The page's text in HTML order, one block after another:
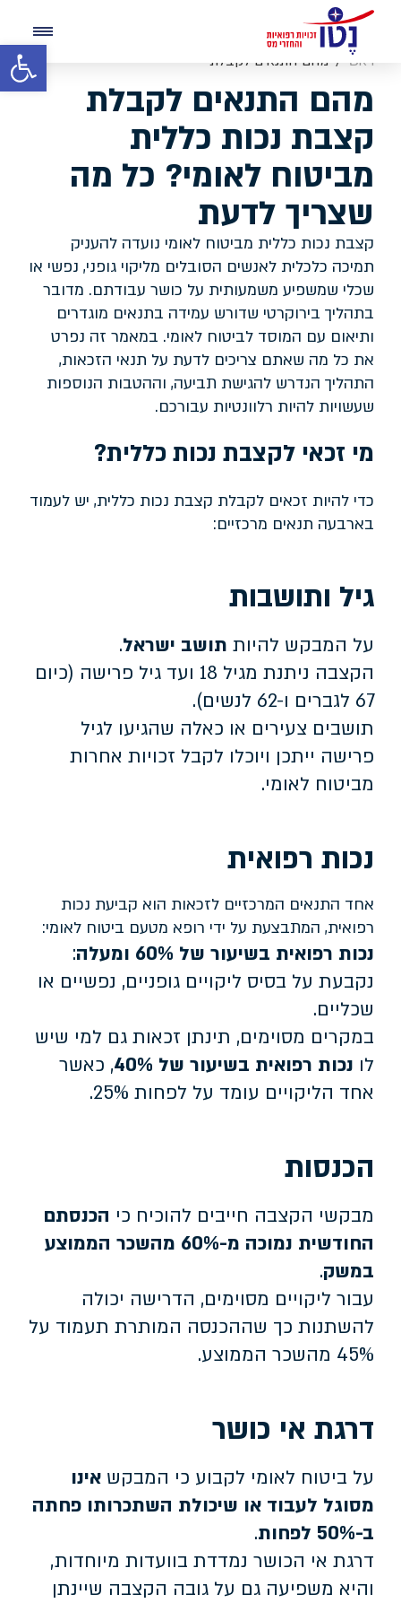
פתח ראשי
מהם התנאים לקבלת
מביטוח לאומי? כל מה
שצריך לדעת
מהם התנאים לקבלת
קצבת נכות כללית
מביטוח לאומי? כל מה
שצריך לדעת
קצבת נכות כללית מביטוח לאומי נועדה להעניק
תמיכה כלכלית לאנשים הסובלים מליקוי גופני, נפשי או
שכלי שמשפיע משמעותית על כושר עבודתם. מדובר
בתהליך בירוקרטי שדורש עמידה בתנאים מוגדרים
ותיאום עם המוסד לביטוח לאומי. במאמר זה נפרט
את כל מה שאתם צריכים לדעת על תנאי הזכאות,
התהליך הנדרש להגישת תביעה, וההטבות הנוספות
שעשויות להיות רלוונטיות עבורכם.
מי זכאי לקצבת נכות כללית?
כדי להיות זכאים לקבלת קצבת נכות כללית, יש לעמוד
בארבעה תנאים מרכזיים:
גיל ותושבות
על המבקש להיות תושב ישראל.
הקצבה ניתנת מגיל 18 ועד גיל פרישה (כיום
67 לגברים ו-62 לנשים).
תושבים צעירים או כאלה שהגיעו לגיל
פרישה ייתכן ויוכלו לקבל זכויות אחרות
מביטוח לאומי.
נכות רפואית
אחד התנאים המרכזיים לזכאות הוא קביעת נכות
רפואית, המתבצעת על ידי רופא מטעם ביטוח לאומי:
נכות רפואית בשיעור של 60% ומעלה
:
נקבעת על בסיס ליקויים גופניים, נפשיים או
שכליים.
במקרים מסוימים, תינתן זכאות גם למי שיש
לו נכות רפואית בשיעור של 40%
, כאשר
אחד הליקויים עומד על לפחות 25%.
הכנסות
מבקשי הקצבה חייבים להוכיח כי הכנסתם
החודשית נמוכה מ-60% מהשכר הממוצע
במשק.
עבור ליקויים מסוימים, הדרישה יכולה
להשתנות כך שההכנסה המותרת תעמוד על
45% מהשכר הממוצע.
דרגת אי כושר
על ביטוח לאומי לקבוע כי המבקש אינו
מסוגל לעבוד או שיכולת השתכרותו פחתה
ב-50% לפחות
.
דרגת אי הכושר נמדדת בוועדות מיוחדות,
והיא משפיעה גם על גובה הקצבה שיינתן
חזרה לעמוד הבית